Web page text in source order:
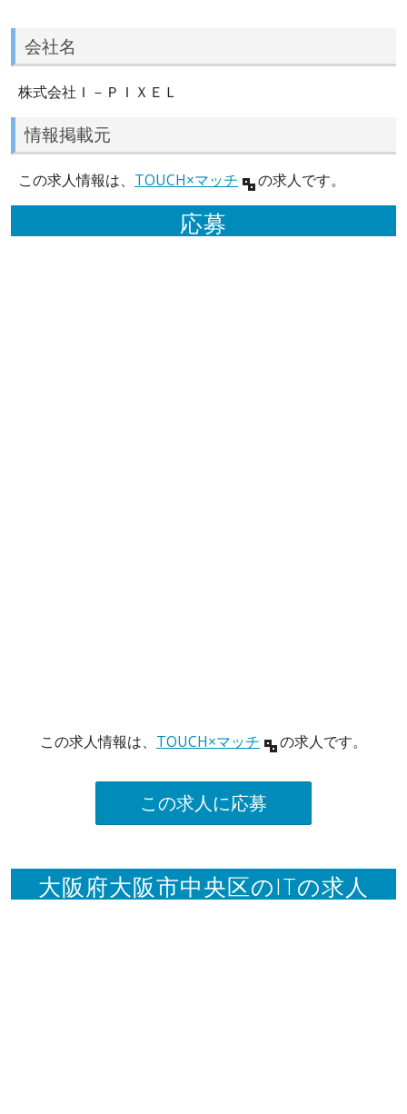
会社名
株式会社Ｉ－ＰＩＸＥＬ
情報掲載元
この求人情報は、 TOUCH×マッチ の求人です。
応募
この求人情報は、 TOUCH×マッチ の求人です。
この求人に応募
大阪府大阪市中央区のITの求人